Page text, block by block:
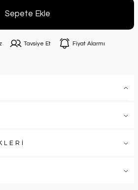
Sepete Ekle
Tavsiye Et Fiyat Alarmı